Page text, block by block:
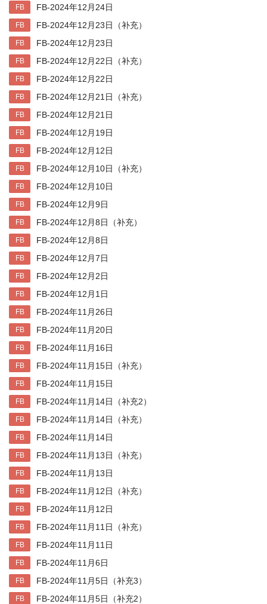
FB FB-2024年12月24日
FB FB-2024年12月23日（补充）
FB FB-2024年12月23日
FB FB-2024年12月22日（补充）
FB FB-2024年12月22日
FB FB-2024年12月21日（补充）
FB FB-2024年12月21日
FB FB-2024年12月19日
FB FB-2024年12月12日
FB FB-2024年12月10日（补充）
FB FB-2024年12月10日
FB FB-2024年12月9日
FB FB-2024年12月8日（补充）
FB FB-2024年12月8日
FB FB-2024年12月7日
FB FB-2024年12月2日
FB FB-2024年12月1日
FB FB-2024年11月26日
FB FB-2024年11月20日
FB FB-2024年11月16日
FB FB-2024年11月15日（补充）
FB FB-2024年11月15日
FB FB-2024年11月14日（补充2）
FB FB-2024年11月14日（补充）
FB FB-2024年11月14日
FB FB-2024年11月13日（补充）
FB FB-2024年11月13日
FB FB-2024年11月12日（补充）
FB FB-2024年11月12日
FB FB-2024年11月11日（补充）
FB FB-2024年11月11日
FB FB-2024年11月6日
FB FB-2024年11月5日（补充3）
FB FB-2024年11月5日（补充2）